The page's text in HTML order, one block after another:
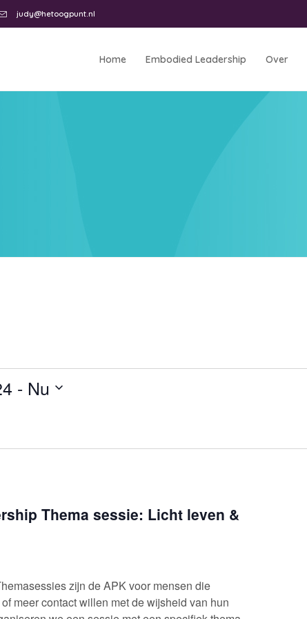
judy@hetoogpunt.nl
Home Embodied Leadership Over
- Nu
Thema sessie: Licht leven &
zijn de APK voor mensen die
meer contact willen met de wijsheid van hun